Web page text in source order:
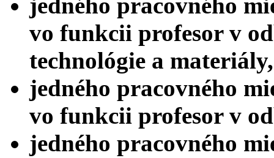
vo funkcii profesor v
technológie a materiály,
jedného pracovného
vo funkcii profesor v
jedného pracovného